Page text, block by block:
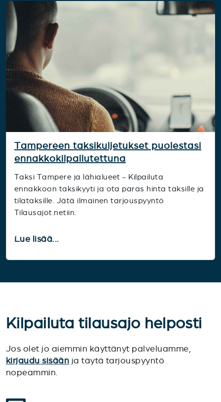
Tampereen taksikuljetukset puolestasi
ennakkokilpailutettuna
Taksi Tampere ja lähialueet - Kilpailuta
ennakkoon taksikyyti ja ota paras hinta taksille ja
tilataksille. Jätä ilmainen tarjouspyyntö
Tilausajot.netiin.
Lue lisää...
Kilpailuta tilausajo helposti
Jos olet jo aiemmin käyttänyt palveluamme,
kirjaudu sisään ja täytä tarjouspyyntö
nopeammin.